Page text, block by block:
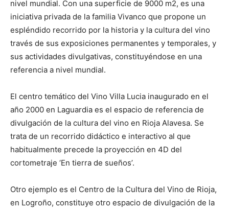
nivel mundial. Con una superficie de 9000 m2, es una
iniciativa privada de la familia Vivanco que propone un
espléndido recorrido por la historia y la cultura del vino
través de sus exposiciones permanentes y temporales, y
sus actividades divulgativas, constituyéndose en una
referencia a nivel mundial.
El centro temático del Vino Villa Lucia inaugurado en el
año 2000 en Laguardia es el espacio de referencia de
divulgación de la cultura del vino en Rioja Alavesa. Se
trata de un recorrido didáctico e interactivo al que
habitualmente precede la proyección en 4D del
cortometraje ‘En tierra de sueños’.
Otro ejemplo es el Centro de la Cultura del Vino de Rioja,
en Logroño, constituye otro espacio de divulgación de la